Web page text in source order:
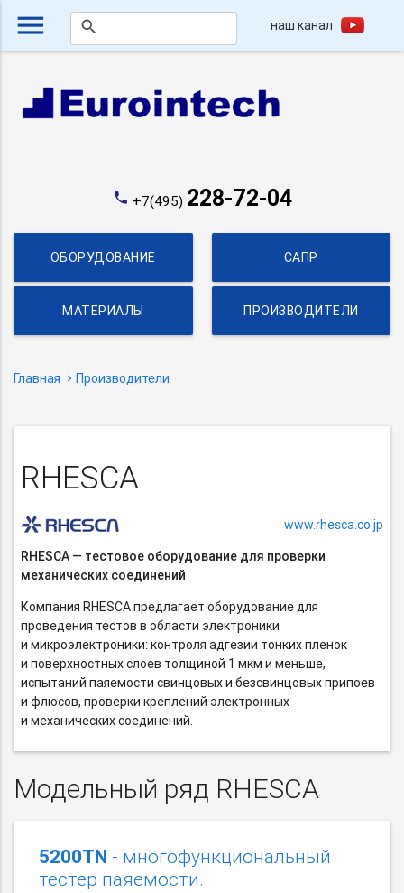
menu search наш канал
phone +7(495) 228-72-04
ОБОРУДОВАНИЕ САПР
МАТЕРИАЛЫ ПРОИЗВОДИТЕЛИ
Главная Производители
RHESCA
www.rhesca.co.jp
RHESCA — тестовое оборудование для проверки
механических соединений
Компания RHESCA предлагает оборудование для
проведения тестов в области электроники
и микроэлектроники: контроля адгезии тонких пленок
и поверхностных слоев толщиной 1 мкм и меньше,
испытаний паяемости свинцовых и безсвинцовых припоев
и флюсов, проверки креплений электронных
и механических соединений.
Модельный ряд RHESCA
5200TN - многофункциональный
тестер паяемости.